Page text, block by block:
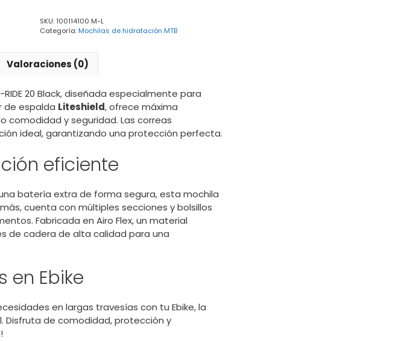
20
Black
SKU:100114100 M-L
Categoría:Mochilas de hidratación MTB
Valoraciones (0)
20 Black, diseñada especialmente para
de espalda Liteshield, ofrece máxima
comodidad y seguridad. Las correas
ideal, garantizando una protección perfecta.
eficiente
batería extra de forma segura, esta mochila
cuenta con múltiples secciones y bolsillos
Fabricada en Airo Flex, un material
de cadera de alta calidad para una
en Ebike
en largas travesías con tu Ebike, la
Disfruta de comodidad, protección y